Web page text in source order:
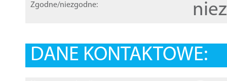
Zgodne/niezgodne:
DANE KONTAKTOWE: